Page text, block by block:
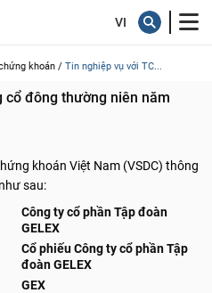
khoán / Tin nghiệp vụ với TC...
cổ đông thường niên năm
khoán Việt Nam (VSDC) thông
sau:
Công ty cổ phần Tập đoàn
GELEX
Cổ phiếu Công ty cổ phần Tập
đoàn GELEX
GEX